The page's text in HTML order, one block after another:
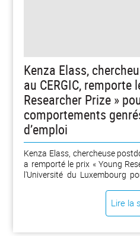
Kenza Elass,
au CERGIC, remporte
Researcher Prize »
comportements
d’emploi
Kenza Elass, chercheuse
a remporté le prix « Young
l'Université du Luxembourg
sur le plan politique et
» : tels sont les mots utilisés
travail de Kenza Elass,
Lire la